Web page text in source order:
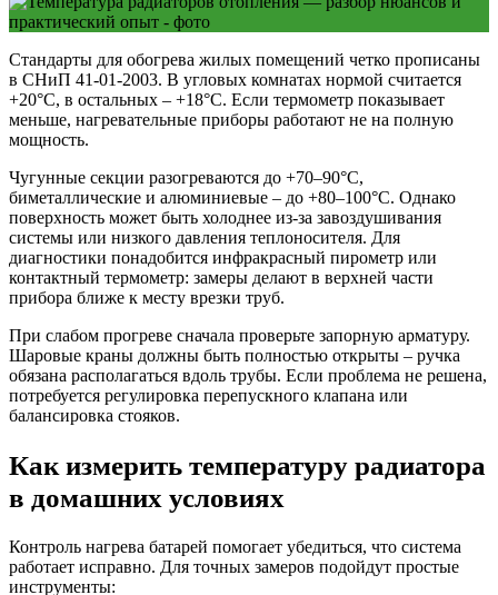
Стандарты для обогрева жилых помещений четко прописаны
в СНиП 41-01-2003. В угловых комнатах нормой считается
+20°C, в остальных – +18°C. Если термометр показывает
меньше, нагревательные приборы работают не на полную
мощность.
Чугунные секции разогреваются до +70–90°C,
биметаллические и алюминиевые – до +80–100°C. Однако
поверхность может быть холоднее из-за завоздушивания
системы или низкого давления теплоносителя. Для
диагностики понадобится инфракрасный пирометр или
контактный термометр: замеры делают в верхней части
прибора ближе к месту врезки труб.
При слабом прогреве сначала проверьте запорную арматуру.
Шаровые краны должны быть полностью открыты – ручка
обязана располагаться вдоль трубы. Если проблема не решена,
потребуется регулировка перепускного клапана или
балансировка стояков.
Как измерить температуру радиатора
в домашних условиях
Контроль нагрева батарей помогает убедиться, что система
работает исправно. Для точных замеров подойдут простые
инструменты: